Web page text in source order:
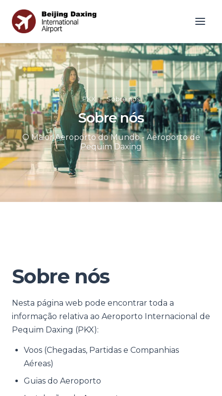
PKX » Sobre nós
Sobre nós
O Maior Aeroporto do Mundo - Aeroporto de
Pequim Daxing
Sobre nós
Nesta página web pode encontrar toda a
informação relativa ao Aeroporto Internacional de
Pequim Daxing (PKX):
Voos (Chegadas, Partidas e Companhias
Aéreas)
Guias do Aeroporto